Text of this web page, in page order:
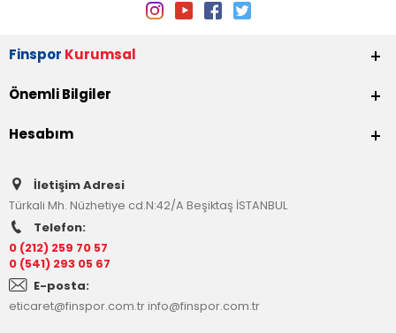
Finspor Kurumsal
Önemli Bilgiler
Hesabım
İletişim Adresi
Türkali Mh. Nüzhetiye cd.N:42/A Beşiktaş İSTANBUL
Telefon:
0 (212) 259 70 57
0 (541) 293 05 67
E-posta:
eticaret@finspor.com.trinfo@finspor.com.tr